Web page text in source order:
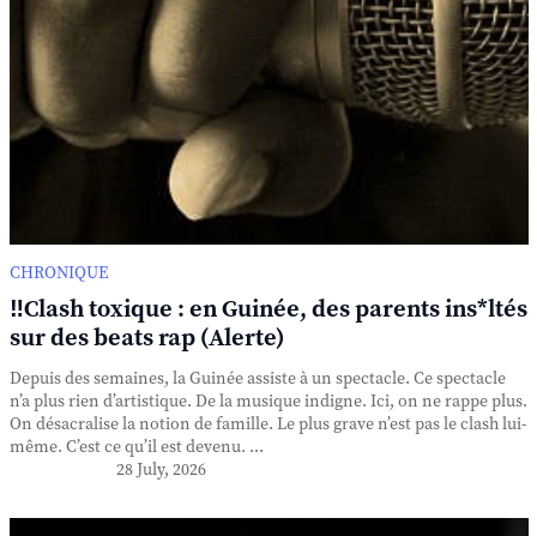
CHRONIQUE
‼️Clash toxique : en Guinée, des parents ins*ltés
sur des beats rap (Alerte)
Depuis des semaines, la Guinée assiste à un spectacle. Ce spectacle
n’a plus rien d’artistique. De la musique indigne. Ici, on ne rappe plus.
On désacralise la notion de famille. Le plus grave n’est pas le clash lui-
même. C’est ce qu’il est devenu. ...
28 July, 2026